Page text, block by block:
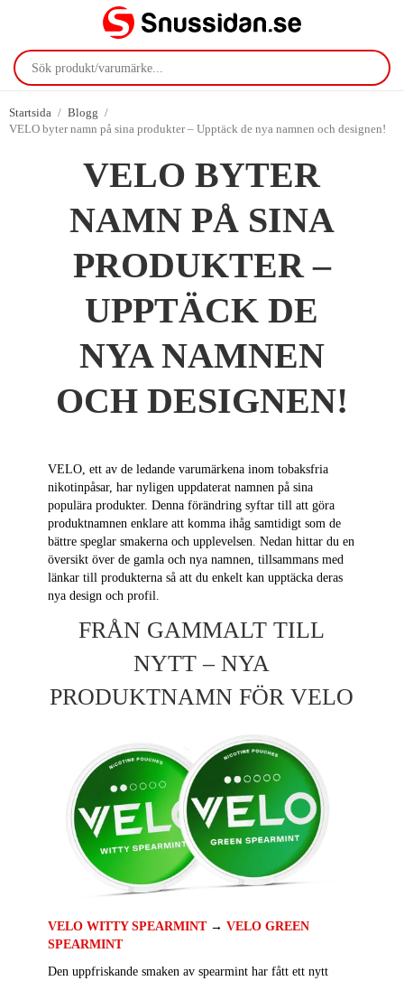
Startsida / Blogg /
VELO byter namn på sina produkter – Upptäck de nya namnen och designen!
VELO BYTER
NAMN PÅ SINA
PRODUKTER –
UPPTÄCK DE
NYA NAMNEN
OCH DESIGNEN!
VELO, ett av de ledande varumärkena inom tobaksfria
nikotinpåsar, har nyligen uppdaterat namnen på sina
populära produkter. Denna förändring syftar till att göra
produktnamnen enklare att komma ihåg samtidigt som de
bättre speglar smakerna och upplevelsen. Nedan hittar du en
översikt över de gamla och nya namnen, tillsammans med
länkar till produkterna så att du enkelt kan upptäcka deras
nya design och profil.
FRÅN GAMMALT TILL
NYTT – NYA
PRODUKTNAMN FÖR VELO
VELO WITTY SPEARMINT→ VELO GREEN
SPEARMINT
Den uppfriskande smaken av spearmint har fått ett nytt